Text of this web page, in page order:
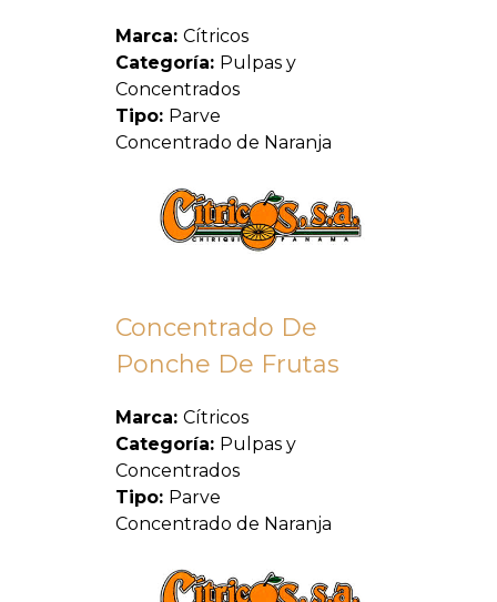
Marca: Cítricos
Categoría: Pulpas y
Concentrados
Tipo: Parve
Concentrado de Naranja
Concentrado De
Ponche De Frutas
Marca: Cítricos
Categoría: Pulpas y
Concentrados
Tipo: Parve
Concentrado de Naranja